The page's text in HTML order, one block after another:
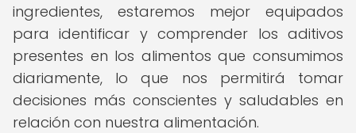
ingredientes, estaremos mejor equipados
para identificar y comprender los aditivos
presentes en los alimentos que consumimos
diariamente, lo que nos permitirá tomar
decisiones más conscientes y saludables en
relación con nuestra alimentación.